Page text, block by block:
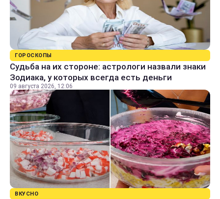
ГОРОСКОПЫ
Судьба на их стороне: астрологи назвали знаки
Зодиака, у которых всегда есть деньги
09 августа 2026, 12:06
ВКУСНО